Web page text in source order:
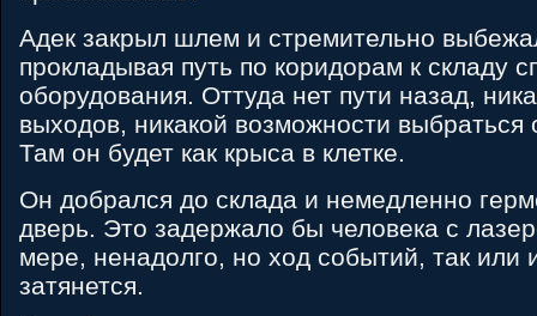
Адек закрыл шлем и стремительно
прокладывая путь по коридорам к складу
оборудования. Оттуда нет пути назад,
выходов, никакой возможности
Там он будет как крыса в клетке.
Он добрался до склада и немедленно
дверь. Это задержало бы человека с
мере, ненадолго, но ход событий, так или
затянется.